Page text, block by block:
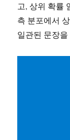
고, 상위 확률
측 분포에서
일관된 문장